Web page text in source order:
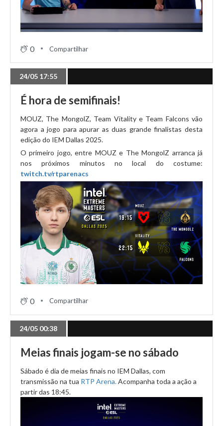
0 Compartilhar
24/05 17:55
É hora de semifinais!
MOUZ, The MongolZ, Team Vitality e Team Falcons vão
agora a jogo para apurar as duas grande finalistas desta
edição do IEM Dallas 2025.
O primeiro jogo, entre MOUZ e The MongolZ arranca já
nos próximos minutos no local do costume:
twitch.tv/rtparenacs
0 Compartilhar
24/05 00:38
Meias finais jogam-se no sábado
Sábado é dia de meias finais no IEM Dallas, com
transmissão na tua RTP Arena.Acompanha toda a ação a
partir das 18:45.